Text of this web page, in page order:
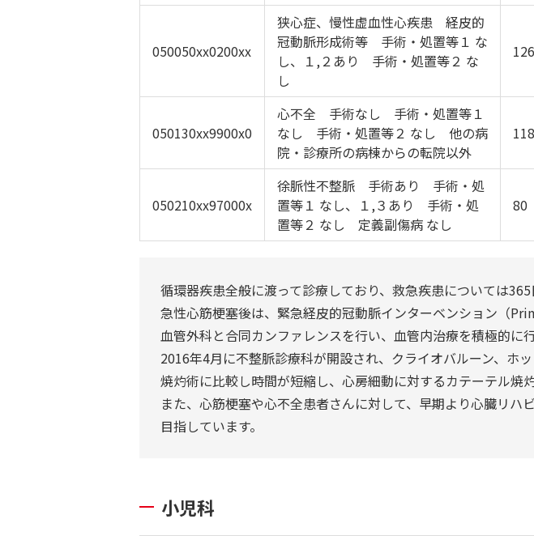
050050xx0200xx
狭心症、慢性虚血性心疾患 経皮的
冠動脈形成術等 手術・処置等１ な
し、１,２あり 手術・処置等２ な
し
126
050130xx9900x0
心不全 手術なし 手術・処置等１
なし 手術・処置等２ なし 他の病
院・診療所の病棟からの転院以外
118
050210xx97000x
徐脈性不整脈 手術あり 手術・処
置等１ なし、１,３あり 手術・処
置等２ なし 定義副傷病 なし
80
循環器疾患全般に渡って診療しており、救急疾患については
急性心筋梗塞後は、緊急経皮的冠動脈インターベンション（
血管外科と合同カンファレンスを行い、血管内治療を積極的に行
2016年4月に不整脈診療科が開設され、クライオバルーン、ホ
焼灼術に比較し時間が短縮し、心房細動に対するカテーテル焼
また、心筋梗塞や心不全患者さんに対して、早期より心臓リ
目指しています。
小児科